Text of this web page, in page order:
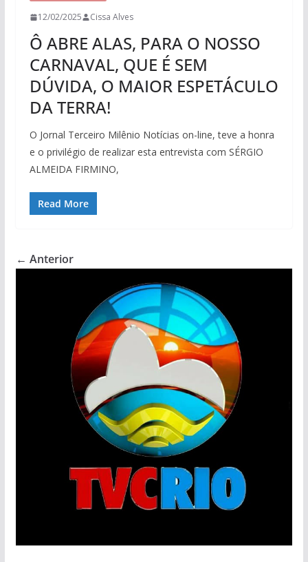
12/02/2025 Cissa Alves
Ô ABRE ALAS, PARA O NOSSO
CARNAVAL, QUE É SEM
DÚVIDA, O MAIOR ESPETÁCULO
DA TERRA!
O Jornal Terceiro Milênio Notícias on-line, teve a honra
e o privilégio de realizar esta entrevista com SÉRGIO
ALMEIDA FIRMINO,
Read More
← Anterior